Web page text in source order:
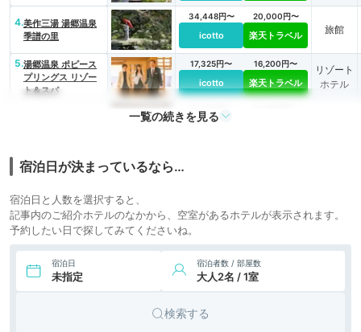
4.美作三湯 湯郷温泉
季譜の里
34,448円〜
icotto
20,000円〜
楽天トラベル 旅館
5.湯郷温泉 ポピース
プリングス リゾー
ト＆スパ
17,325円〜
icotto
16,200円〜
楽天トラベル
リゾート
ホテル
23,705円〜
7.登録有形文化財の宿
8.美作三湯奥津温泉
池田屋河鹿園
icotto 旅館
一覧の続きを見る
宿泊日が決まっているなら…
宿泊日と人数を選択すると、
記事内のご紹介ホテルのなかから、空室があるホテルが表示されます。
予約したい日で探してみてくださいね。
宿泊日
未指定
宿泊者数 / 部屋数
大人2名 / 1室
検索する